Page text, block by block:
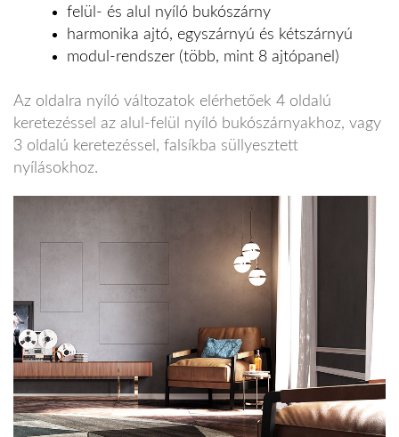
felül- és alul nyíló bukószárny
harmonika ajtó, egyszárnyú és kétszárnyú
modul-rendszer (több, mint 8 ajtópanel)
Az oldalra nyíló változatok elérhetőek 4 oldalú
keretezéssel az alul-felül nyíló bukószárnyakhoz, vagy
3 oldalú keretezéssel, falsíkba süllyesztett
nyílásokhoz.